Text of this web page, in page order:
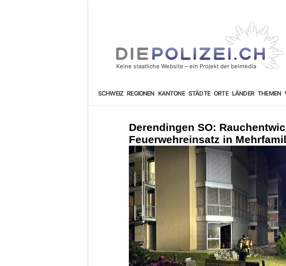
SCHWEIZ REGIONEN KANTONE STÄDTE ORTE LÄNDER THEMEN
Derendingen SO:
Feuerwehreinsatz in